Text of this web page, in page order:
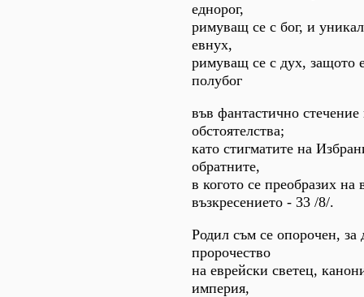
еднорог,
римуващ се с бог, и
евнух,
римуващ се с дух, защото
полубог
във фантастично
обстоятелства;
като стигматите на
обратните,
в когото се преобразих на
възкресението - 33 /8/.
Родил съм се опорочен, за
пророчество
на еврейски светец,
империя,